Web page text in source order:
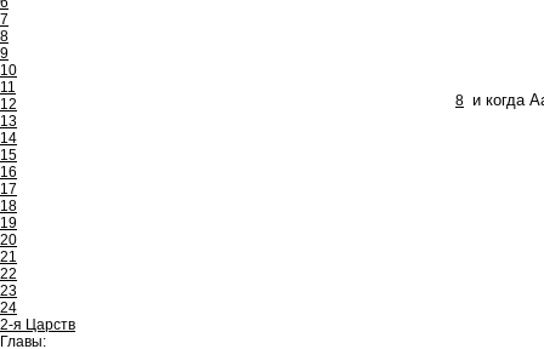
7
8
9
10
11
12
13
14
15
16
17
18
19
20
21
22
23
24
2-я Царств
Главы:
8 и когда